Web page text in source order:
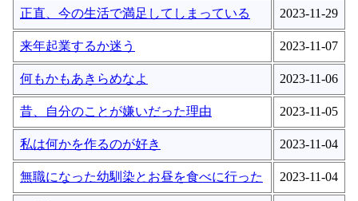
正直、今の生活で満足してしまっている 2023-11-29
来年起業するか迷う 2023-11-07
何もかもあきらめなよ 2023-11-06
昔、自分のことが嫌いだった理由 2023-11-05
私は何かを作るのが好き 2023-11-04
無職になった幼馴染とお昼を食べに行った 2023-11-04